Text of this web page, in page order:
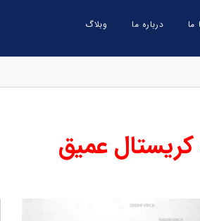
ما درباره ما وبلاگ
عمیق